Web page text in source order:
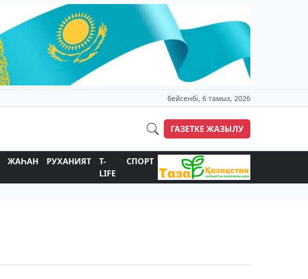
бейсенбі, 6 тамыз, 2026
ГАЗЕТКЕ ЖАЗЫЛУ
ЖАҺАН РУХАНИЯТ
T-
LIFE
СПОРТ